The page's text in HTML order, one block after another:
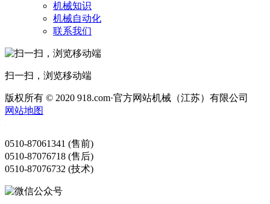
机械知识
机械自动化
联系我们
扫一扫，浏览移动端
版权所有 © 2020 918.com·官方网站机械（江苏）有限公司
网站地图
0510-87061341 (售前)
0510-87076718 (售后)
0510-87076732 (技术)